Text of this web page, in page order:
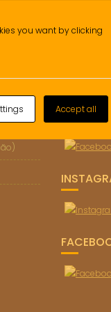
you want by clicking
Accept all